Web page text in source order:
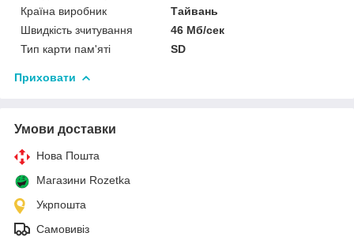
Країна виробник
Тайвань
Швидкість зчитування
46 Мб/сек
Тип карти пам'яті
SD
Приховати
Умови доставки
Нова Пошта
Магазини Rozetka
Укрпошта
Самовивіз